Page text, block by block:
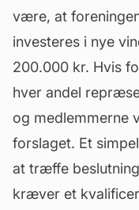
være, at
investeres i nye
200.000 kr. Hvis
hver andel
og medlemmerne
forslaget. Et
at træffe
kræver et